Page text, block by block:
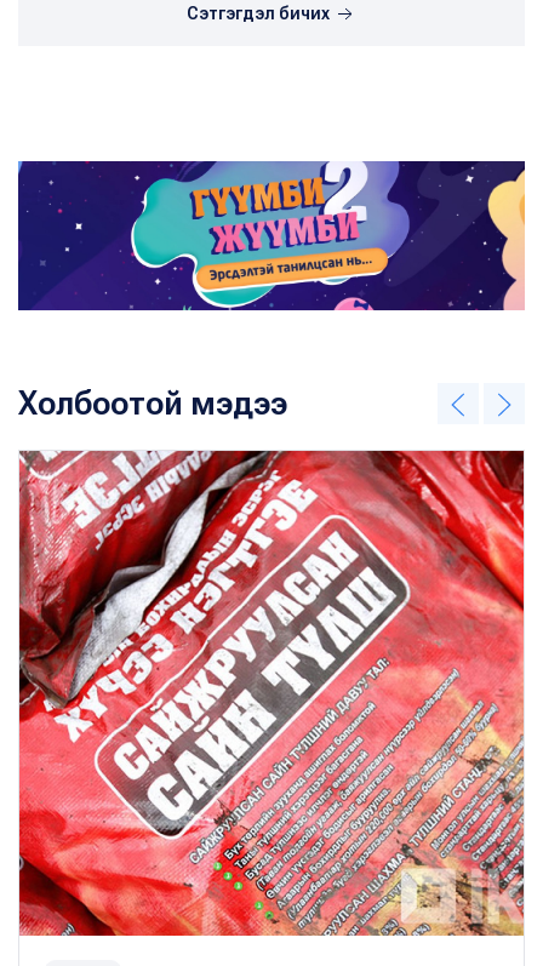
Сэтгэгдэл бичих
Холбоотой мэдээ